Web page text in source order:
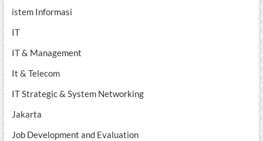
istem Informasi
IT
IT & Management
It & Telecom
IT Strategic & System Networking
Jakarta
Job Development and Evaluation